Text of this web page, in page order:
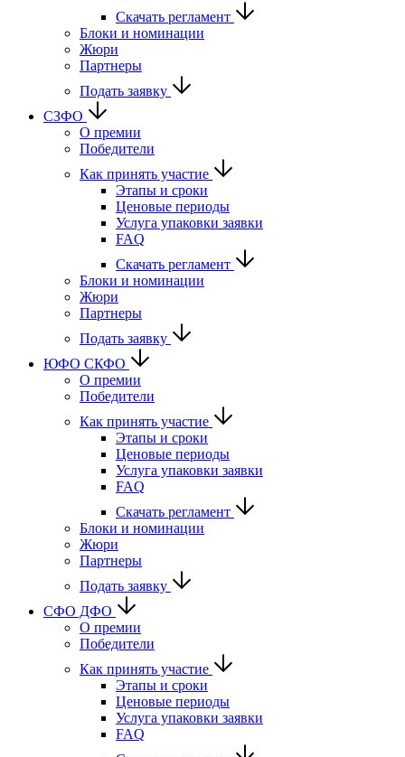
Скачать регламент
Блоки и номинации
Жюри
Партнеры
Подать заявку
СЗФО
О премии
Победители
Как принять участие
Этапы и сроки
Ценовые периоды
Услуга упаковки заявки
FAQ
Скачать регламент
Блоки и номинации
Жюри
Партнеры
Подать заявку
ЮФО СКФО
О премии
Победители
Как принять участие
Этапы и сроки
Ценовые периоды
Услуга упаковки заявки
FAQ
Скачать регламент
Блоки и номинации
Жюри
Партнеры
Подать заявку
CФО ДФО
О премии
Победители
Как принять участие
Этапы и сроки
Ценовые периоды
Услуга упаковки заявки
FAQ